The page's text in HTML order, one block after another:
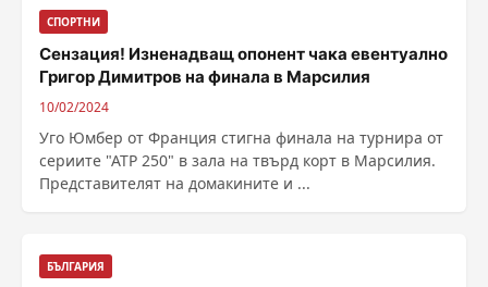
СПОРТНИ
Сензация! Изненадващ опонент чака евентуално
Григор Димитров на финала в Марсилия
10/02/2024
Уго Юмбер от Франция стигна финала на турнира от
сериите "ATP 250" в зала на твърд корт в Марсилия.
Представителят на домакините и ...
БЪЛГАРИЯ